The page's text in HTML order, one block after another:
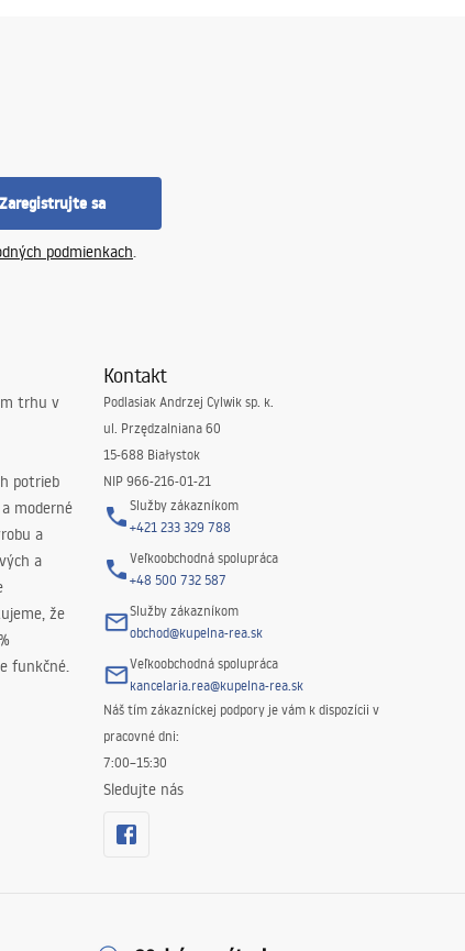
Zaregistrujte sa
podmienkach.
trhu v
potrieb
moderné
a
a
že
funkčné.
Kontakt
Podlasiak Andrzej Cylwik sp. k.
ul. Przędzalniana 60
15-688 Białystok
NIP 966-216-01-21
Služby zákazníkom
+421 233 329 788
Veľkoobchodná spolupráca
+48 500 732 587
Služby zákazníkom
obchod@kupelna-rea.sk
Veľkoobchodná spolupráca
kancelaria.rea@kupelna-rea.sk
Náš tím zákazníckej podpory je vám k dispozícii v
pracovné dni:
7:00–15:30
Sledujte nás